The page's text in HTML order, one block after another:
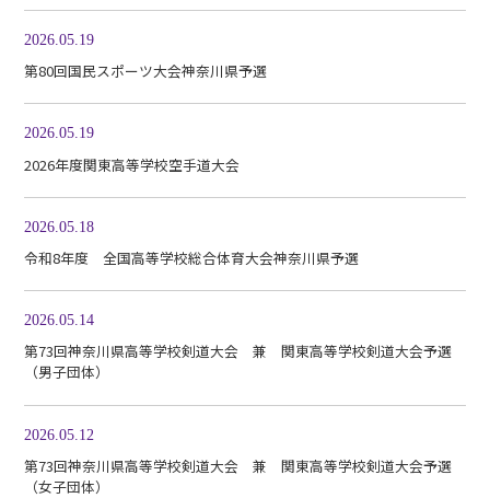
2026.05.19
第80回国民スポーツ大会神奈川県予選
2026.05.19
2026年度関東高等学校空手道大会
2026.05.18
令和8年度 全国高等学校総合体育大会神奈川県予選
2026.05.14
第73回神奈川県高等学校剣道大会 兼 関東高等学校剣道大会予選
（男子団体）
2026.05.12
第73回神奈川県高等学校剣道大会 兼 関東高等学校剣道大会予選
（女子団体）